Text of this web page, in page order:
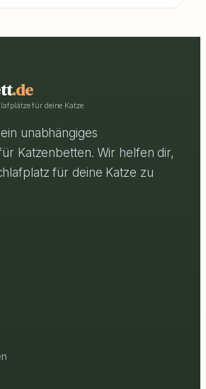
.de
für deine Katze
unabhängiges
Katzenbetten. Wir helfen dir,
für deine Katze zu